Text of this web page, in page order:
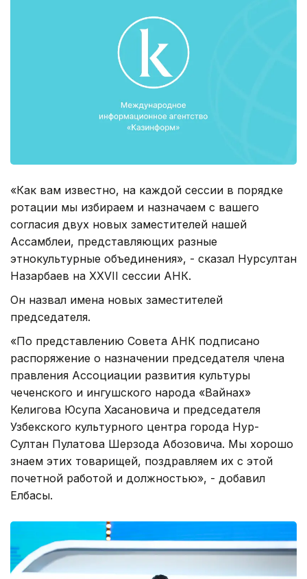
«Как вам известно, на каждой сессии в порядке
ротации мы избираем и назначаем с вашего
согласия двух новых заместителей нашей
Ассамблеи, представляющих разные
этнокультурные объединения», - сказал Нурсултан
Назарбаев на XXVII сессии АНК.
Он назвал имена новых заместителей
председателя.
«По представлению Совета АНК подписано
распоряжение о назначении председателя члена
правления Ассоциации развития культуры
чеченского и ингушского народа «Вайнах»
Келигова Юсупа Хасановича и председателя
Узбекского культурного центра города Нур-
Султан Пулатова Шерзода Абозовича. Мы хорошо
знаем этих товарищей, поздравляем их с этой
почетной работой и должностью», - добавил
Елбасы.